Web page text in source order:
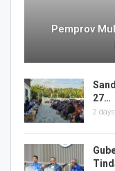
Pemprov
27…
2